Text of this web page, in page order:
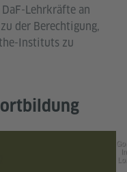
Lehrkräfte an
der Berechtigung,
Instituts zu